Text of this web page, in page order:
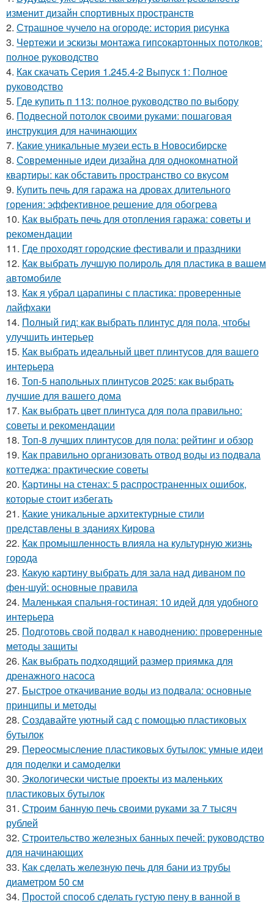
изменит дизайн спортивных пространств
2. Страшное чучело на огороде: история рисунка
3. Чертежи и эскизы монтажа гипсокартонных потолков:
полное руководство
4. Как скачать Серия 1.245.4-2 Выпуск 1: Полное
руководство
5. Где купить п 113: полное руководство по выбору
6. Подвесной потолок своими руками: пошаговая
инструкция для начинающих
7. Какие уникальные музеи есть в Новосибирске
8. Современные идеи дизайна для однокомнатной
квартиры: как обставить пространство со вкусом
9. Купить печь для гаража на дровах длительного
горения: эффективное решение для обогрева
10. Как выбрать печь для отопления гаража: советы и
рекомендации
11. Где проходят городские фестивали и праздники
12. Как выбрать лучшую полироль для пластика в вашем
автомобиле
13. Как я убрал царапины с пластика: проверенные
лайфхаки
14. Полный гид: как выбрать плинтус для пола, чтобы
улучшить интерьер
15. Как выбрать идеальный цвет плинтусов для вашего
интерьера
16. Топ-5 напольных плинтусов 2025: как выбрать
лучшие для вашего дома
17. Как выбрать цвет плинтуса для пола правильно:
советы и рекомендации
18. Топ-8 лучших плинтусов для пола: рейтинг и обзор
19. Как правильно организовать отвод воды из подвала
коттеджа: практические советы
20. Картины на стенах: 5 распространенных ошибок,
которые стоит избегать
21. Какие уникальные архитектурные стили
представлены в зданиях Кирова
22. Как промышленность влияла на культурную жизнь
города
23. Какую картину выбрать для зала над диваном по
фен-шуй: основные правила
24. Маленькая спальня-гостиная: 10 идей для удобного
интерьера
25. Подготовь свой подвал к наводнению: проверенные
методы защиты
26. Как выбрать подходящий размер приямка для
дренажного насоса
27. Быстрое откачивание воды из подвала: основные
принципы и методы
28. Создавайте уютный сад с помощью пластиковых
бутылок
29. Переосмысление пластиковых бутылок: умные идеи
для поделки и самоделки
30. Экологически чистые проекты из маленьких
пластиковых бутылок
31. Строим банную печь своими руками за 7 тысяч
рублей
32. Строительство железных банных печей: руководство
для начинающих
33. Как сделать железную печь для бани из трубы
диаметром 50 см
34. Простой способ сделать густую пену в ванной в